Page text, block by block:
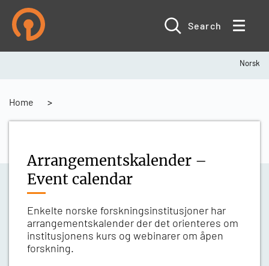
main
content
Search
Norsk
Breadcrumb
Home
Arrangementskalender –
Event calendar
Enkelte norske forskningsinstitusjoner har
arrangementskalender der det orienteres om
institusjonens kurs og webinarer om åpen
forskning.